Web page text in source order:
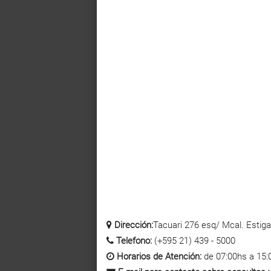
Dirección:Tacuari 276 esq/ Mcal.
Telefono:(+595 21) 439 - 5000
Horarios de Atención:de 07:00hs a